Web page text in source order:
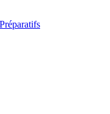
Préparatifs